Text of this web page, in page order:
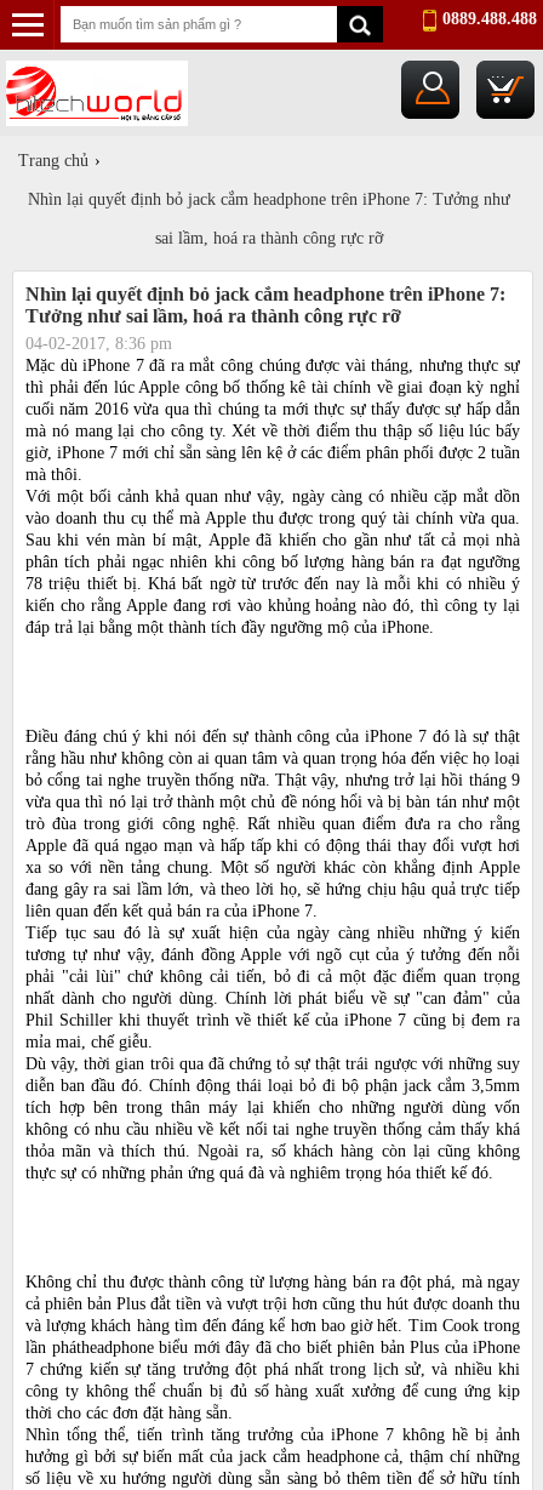
0889.488.488
...
Trang chủ ›
Nhìn lại quyết định bỏ jack cắm headphone trên iPhone 7: Tưởng như
sai lầm, hoá ra thành công rực rỡ
Nhìn lại quyết định bỏ jack cắm headphone trên iPhone 7:
Tưởng như sai lầm, hoá ra thành công rực rỡ
04-02-2017, 8:36 pm
Mặc dù iPhone 7 đã ra mắt công chúng được vài tháng, nhưng thực sự
thì phải đến lúc Apple công bố thống kê tài chính về giai đoạn kỳ nghỉ
cuối năm 2016 vừa qua thì chúng ta mới thực sự thấy được sự hấp dẫn
mà nó mang lại cho công ty. Xét về thời điểm thu thập số liệu lúc bấy
giờ, iPhone 7 mới chỉ sẵn sàng lên kệ ở các điểm phân phối được 2 tuần
mà thôi.
Với một bối cảnh khả quan như vậy, ngày càng có nhiều cặp mắt dồn
vào doanh thu cụ thể mà Apple thu được trong quý tài chính vừa qua.
Sau khi vén màn bí mật, Apple đã khiến cho gần như tất cả mọi nhà
phân tích phải ngạc nhiên khi công bố lượng hàng bán ra đạt ngưỡng
78 triệu thiết bị. Khá bất ngờ từ trước đến nay là mỗi khi có nhiều ý
kiến cho rằng Apple đang rơi vào khủng hoảng nào đó, thì công ty lại
đáp trả lại bằng một thành tích đầy ngưỡng mộ của iPhone.
Điều đáng chú ý khi nói đến sự thành công của iPhone 7 đó là sự thật
rằng hầu như không còn ai quan tâm và quan trọng hóa đến việc họ loại
bỏ cổng tai nghe truyền thống nữa. Thật vậy, nhưng trở lại hồi tháng 9
vừa qua thì nó lại trở thành một chủ đề nóng hổi và bị bàn tán như một
trò đùa trong giới công nghệ. Rất nhiều quan điểm đưa ra cho rằng
Apple đã quá ngạo mạn và hấp tấp khi có động thái thay đổi vượt hơi
xa so với nền tảng chung. Một số người khác còn khẳng định Apple
đang gây ra sai lầm lớn, và theo lời họ, sẽ hứng chịu hậu quả trực tiếp
liên quan đến kết quả bán ra của iPhone 7.
Tiếp tục sau đó là sự xuất hiện của ngày càng nhiều những ý kiến
tương tự như vậy, đánh đồng Apple với ngõ cụt của ý tưởng đến nỗi
phải "cải lùi" chứ không cải tiến, bỏ đi cả một đặc điểm quan trọng
nhất dành cho người dùng. Chính lời phát biểu về sự "can đảm" của
Phil Schiller khi thuyết trình về thiết kế của iPhone 7 cũng bị đem ra
mỉa mai, chế giễu.
Dù vậy, thời gian trôi qua đã chứng tỏ sự thật trái ngược với những suy
diễn ban đầu đó. Chính động thái loại bỏ đi bộ phận jack cắm 3,5mm
tích hợp bên trong thân máy lại khiến cho những người dùng vốn
không có nhu cầu nhiều về kết nối tai nghe truyền thống cảm thấy khá
thỏa mãn và thích thú. Ngoài ra, số khách hàng còn lại cũng không
thực sự có những phản ứng quá đà và nghiêm trọng hóa thiết kế đó.
Không chỉ thu được thành công từ lượng hàng bán ra đột phá, mà ngay
cả phiên bản Plus đắt tiền và vượt trội hơn cũng thu hút được doanh thu
và lượng khách hàng tìm đến đáng kể hơn bao giờ hết. Tim Cook trong
lần phátheadphone biểu mới đây đã cho biết phiên bản Plus của iPhone
7 chứng kiến sự tăng trưởng đột phá nhất trong lịch sử, và nhiều khi
công ty không thể chuẩn bị đủ số hàng xuất xưởng để cung ứng kịp
thời cho các đơn đặt hàng sẵn.
Nhìn tổng thể, tiến trình tăng trưởng của iPhone 7 không hề bị ảnh
hưởng gì bởi sự biến mất của jack cắm headphone cả, thậm chí những
số liệu về xu hướng người dùng sẵn sàng bỏ thêm tiền để sở hữu tính